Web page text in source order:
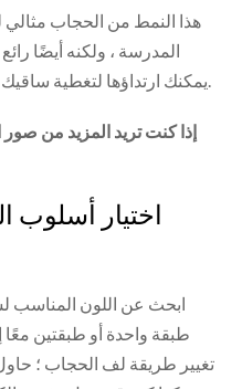
هذا النمط من الحجاب مثالي
المدرسة ، ولكنه أيضًا
إذا كنت تريد المزيد من
اختيار أسلوب
ابحث عن اللون المناسب
طبقة واحدة أو طبقتين معًا
تغيير طريقة لف الحجاب ؛ حاول